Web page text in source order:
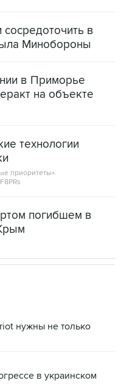
в
Минобороны
в Приморье
на объекте
технологии
приоритеты».
погибшем в
нужны не только
в украинском